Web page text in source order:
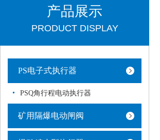
产品展示
PRODUCT DISPLAY
PS电子式执行器
PSQ角行程电动执行器
矿用隔爆电动闸阀